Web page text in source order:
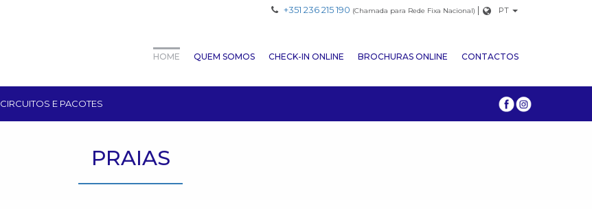
+351 236 215 190 (Chamada para Rede Fixa Nacional) | PT
HOME QUEM SOMOS CHECK-IN ONLINE BROCHURAS ONLINE CONTACTOS
CIRCUITOS E PACOTES
PRAIAS